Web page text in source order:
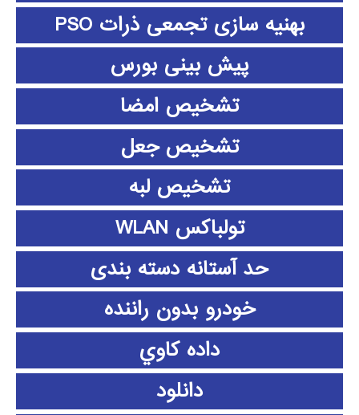
بهنیه سازی تجمعی ذرات PSO
پیش بینی بورس
تشخیص امضا
تشخیص جعل
تشخیص لبه
تولباکس WLAN
حد آستانه دسته بندی
خودرو بدون راننده
داده كاوي
دانلود